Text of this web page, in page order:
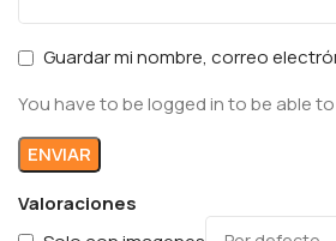
Valoraciones
Guardar mi nombre, correo
You have to be logged in to be able